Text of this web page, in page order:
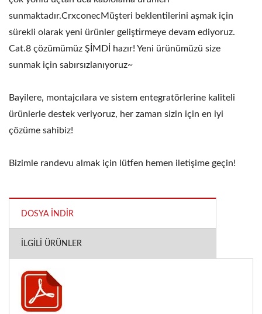
sunmaktadır.CrxconecMüşteri beklentilerini aşmak için
sürekli olarak yeni ürünler geliştirmeye devam ediyoruz.
Cat.8 çözümümüz ŞİMDİ hazır! Yeni ürünümüzü size
sunmak için sabırsızlanıyoruz~
Bayilere, montajcılara ve sistem entegratörlerine kaliteli
ürünlerle destek veriyoruz, her zaman sizin için en iyi
çözüme sahibiz!
Bizimle randevu almak için lütfen hemen iletişime geçin!
DOSYA İNDIR
İLGILI ÜRÜNLER